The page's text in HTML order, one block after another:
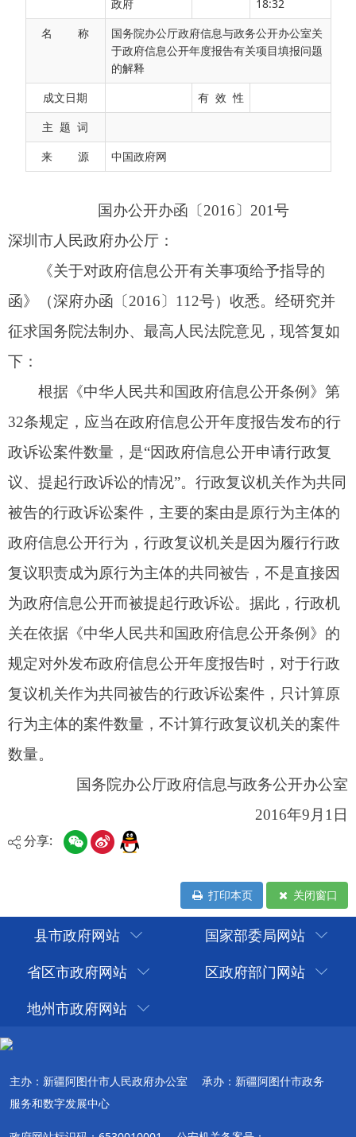
政府
18:32
名 称
国务院办公厅政府信息与政务公开办公室关
于政府信息公开年度报告有关项目填报问题
的解释
成文日期
有 效 性
主 题 词
来 源
中国政府网
国办公开办函〔2016〕201号
深圳市人民政府办公厅：
《关于对政府信息公开有关事项给予指导的
函》（深府办函〔2016〕112号）收悉。经研究并
征求国务院法制办、最高人民法院意见，现答复如
《中华人民共和国政府信息公开条例》第
32条规定，应当在政府信息公开年度报告发布的行
政诉讼案件数量，是“因政府信息公开申请行政复
议、提起行政诉讼的情况”。行政复议机关作为共同
复议职责成为原行为主体的共同被告，不是直接因
为政府信息公开而被提起行政诉讼。据此，行政机
关在依据《中华人民共和国政府信息公开条例》的
规定对外发布政府信息公开年度报告时，对于行政
数量。
国务院办公厅政府信息与政务公开办公室
2016年9月1日
分享:
打印本页 关闭窗口
县市政府网站
国家部委局网站
省区市政府网站
区政府部门网站
地州市政府网站
主办：新疆阿图什市人民政府办公室
承办：新疆阿图什市政务
服务和数字发展中心